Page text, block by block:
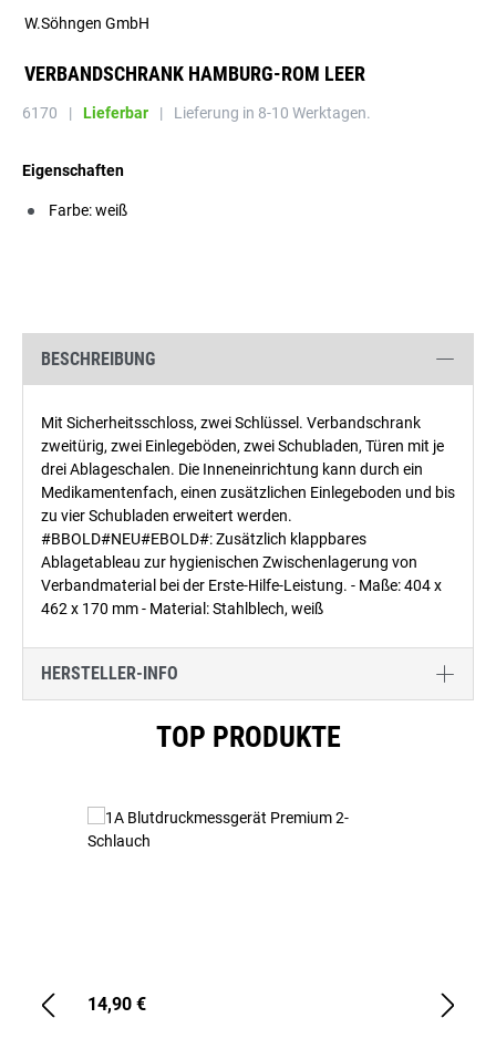
VERBANDSCHRANK HAMBURG-ROM LEER
W.Söhngen GmbH
6170 | Lieferbar | Lieferung in 8-10 Werktagen.
Eigenschaften
Farbe: weiß
BESCHREIBUNG
Mit Sicherheitsschloss, zwei Schlüssel. Verbandschrank
zweitürig, zwei Einlegeböden, zwei Schubladen, Türen mit je
drei Ablageschalen. Die Inneneinrichtung kann durch ein
Medikamentenfach, einen zusätzlichen Einlegeboden und bis
zu vier Schubladen erweitert werden.
#BBOLD#NEU#EBOLD#: Zusätzlich klappbares
Ablagetableau zur hygienischen Zwischenlagerung von
Verbandmaterial bei der Erste-Hilfe-Leistung. - Maße: 404 x
462 x 170 mm - Material: Stahlblech, weiß
HERSTELLER-INFO
TOP PRODUKTE
14,90 €